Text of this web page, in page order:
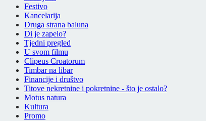
Festivo
Kancelarija
Druga strana baluna
Di je zapelo?
Tjedni pregled
U svom filmu
Clipeus Croatorum
Timbar na libar
Financije i društvo
Titove nekretnine i pokretnine - što je ostalo?
Motus natura
Kultura
Promo